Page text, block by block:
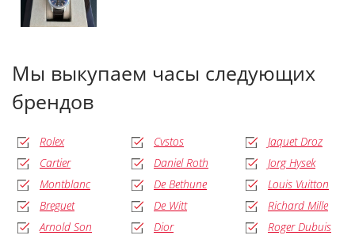
Мы выкупаем часы следующих
брендов
Rolex
Cartier
Montblanc
Breguet
Arnold Son
Cvstos
Daniel Roth
De Bethune
De Witt
Dior
Jaquet Droz
Jorg Hysek
Louis Vuitton
Richard Mille
Roger Dubuis